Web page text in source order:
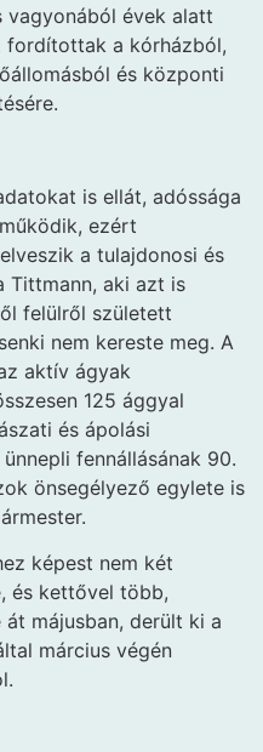
vagyonából évek alatt
fordítottak a kórházból,
és központi
is ellát, adóssága
ezért
a tulajdonosi és
Tittmann, aki azt is
felülről született
nem kereste meg. A
aktív ágyak
125 ággyal
és ápolási
fennállásának 90.
önsegélyező egylete is
képest nem két
és kettővel több,
májusban, derült ki a
március végén